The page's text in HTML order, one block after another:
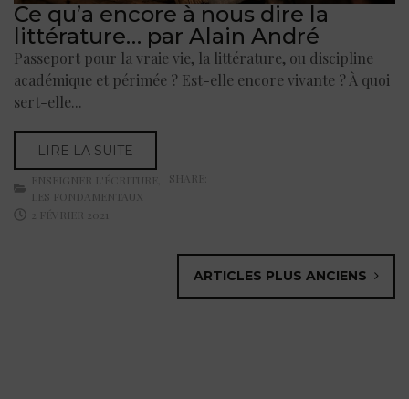
Ce qu’a encore à nous dire la
littérature… par Alain André
Passeport pour la vraie vie, la littérature, ou discipline
académique et périmée ? Est-elle encore vivante ? À quoi
sert-elle...
LIRE LA SUITE
ENSEIGNER L'ÉCRITURE
LES FONDAMENTAUX
2 FÉVRIER 2021
SHARE:
ARTICLES PLUS ANCIENS